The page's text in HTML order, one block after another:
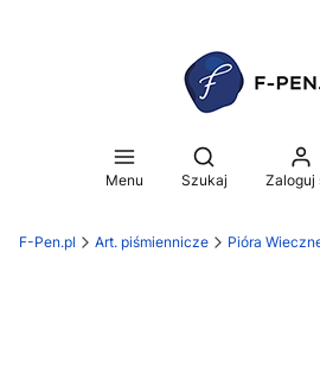
Menu
Otwórz
Szukaj Zaloguj
F-Pen.pl Art. piśmiennicze Pióra